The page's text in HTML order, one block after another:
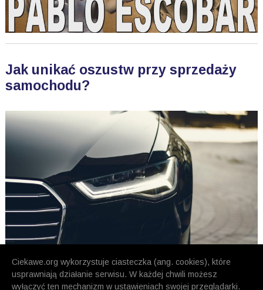
Ciekawe.org wykorzystuje ciasteczka (ang. cookies), które
usprawniają działanie serwisu. W każdej chwili możesz
wyłączyć ten mechanizm w ustawieniach swojej przeglądarki.
Jak unikać oszustw przy sprzedaży
samochodu?